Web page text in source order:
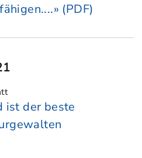
(PDF)
ist der beste